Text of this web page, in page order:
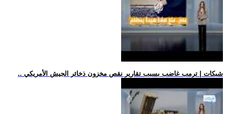
.. شبكات | ترمب غاضب بسبب تقارير نقص مخزون ذخائر الجيش الأمريكي